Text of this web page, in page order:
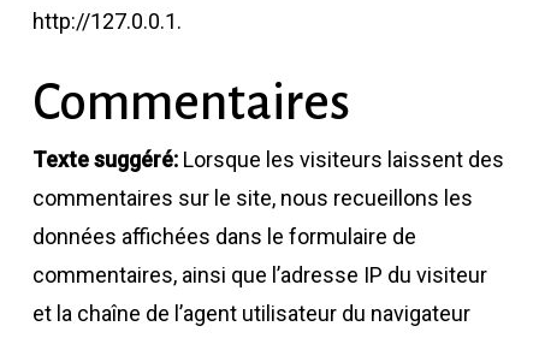
http://127.0.0.1.
Commentaires
Texte suggéré:Lorsque les visiteurs laissent des
commentaires sur le site, nous recueillons les
données affichées dans le formulaire de
commentaires, ainsi que l’adresse IP du visiteur
et la chaîne de l’agent utilisateur du navigateur